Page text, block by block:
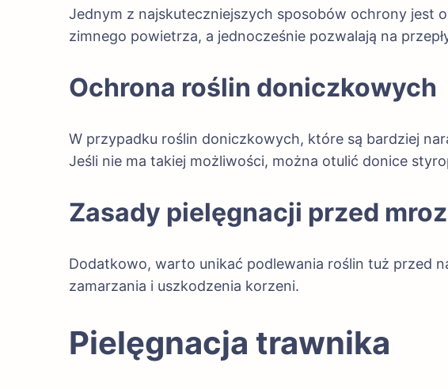
Jednym z najskuteczniejszych sposobów ochrony jest
zimnego powietrza, a jednocześnie pozwalają na
Ochrona roślin doniczkowych
W przypadku roślin doniczkowych, które są bardziej
Jeśli nie ma takiej możliwości, można otulić donice
Zasady pielęgnacji przed
Dodatkowo, warto unikać podlewania roślin tuż przed
zamarzania i uszkodzenia korzeni.
Pielęgnacja trawnika